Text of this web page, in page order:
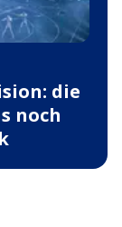
die
noch